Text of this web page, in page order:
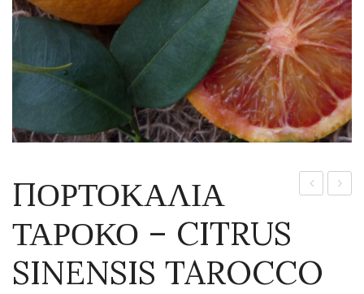
SINENSIS
ΠΟΡΤΟΚΑΛΙΑ
ΤΑΡΟΚΟ – CITRUS
SINENSIS TAROCCO